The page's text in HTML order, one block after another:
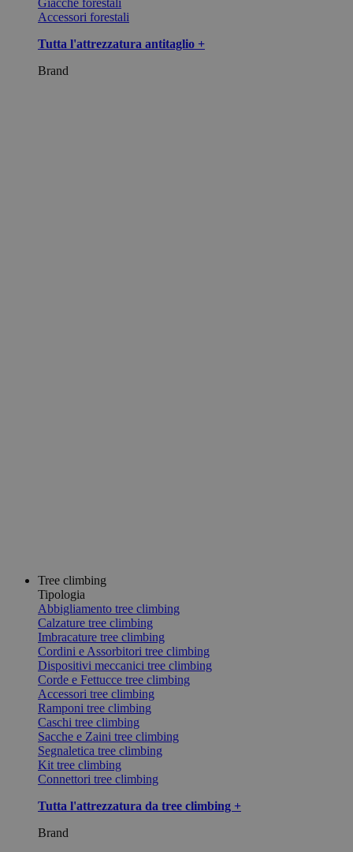
Giacche forestali
Accessori forestali
Tutta l'attrezzatura antitaglio +
Brand
Tree climbing
Tipologia
Abbigliamento tree climbing
Calzature tree climbing
Imbracature tree climbing
Cordini e Assorbitori tree climbing
Dispositivi meccanici tree climbing
Corde e Fettucce tree climbing
Accessori tree climbing
Ramponi tree climbing
Caschi tree climbing
Sacche e Zaini tree climbing
Segnaletica tree climbing
Kit tree climbing
Connettori tree climbing
Tutta l'attrezzatura da tree climbing +
Brand